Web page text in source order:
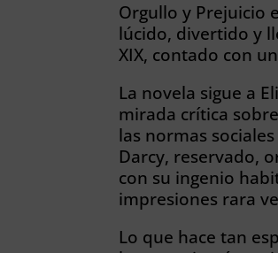
Orgullo y Prejuicio
lúcido, divertido y
XIX, contado con
La novela sigue a
mirada crítica
las normas
Darcy, reservado,
con su ingenio
impresiones rara
Lo que hace tan